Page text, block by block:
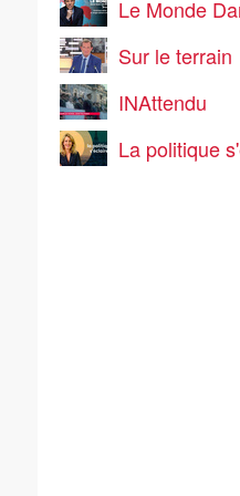
Le Monde
Sur le terrain
INAttendu
La politique